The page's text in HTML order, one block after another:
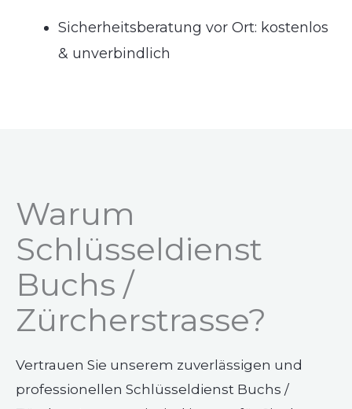
Sicherheitsberatung vor Ort: kostenlos
& unverbindlich
Warum
Schlüsseldienst
Buchs /
Zürcherstrasse?
Vertrauen Sie unserem zuverlässigen und
professionellen Schlüsseldienst Buchs /